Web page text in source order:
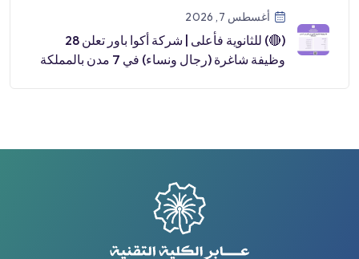
أغسطس 7, 2026
(🔴) للثانوية فأعلى | شركة أكوا باور تعلن 28
وظيفة شاغرة (رجال ونساء) في 7 مدن بالمملكة